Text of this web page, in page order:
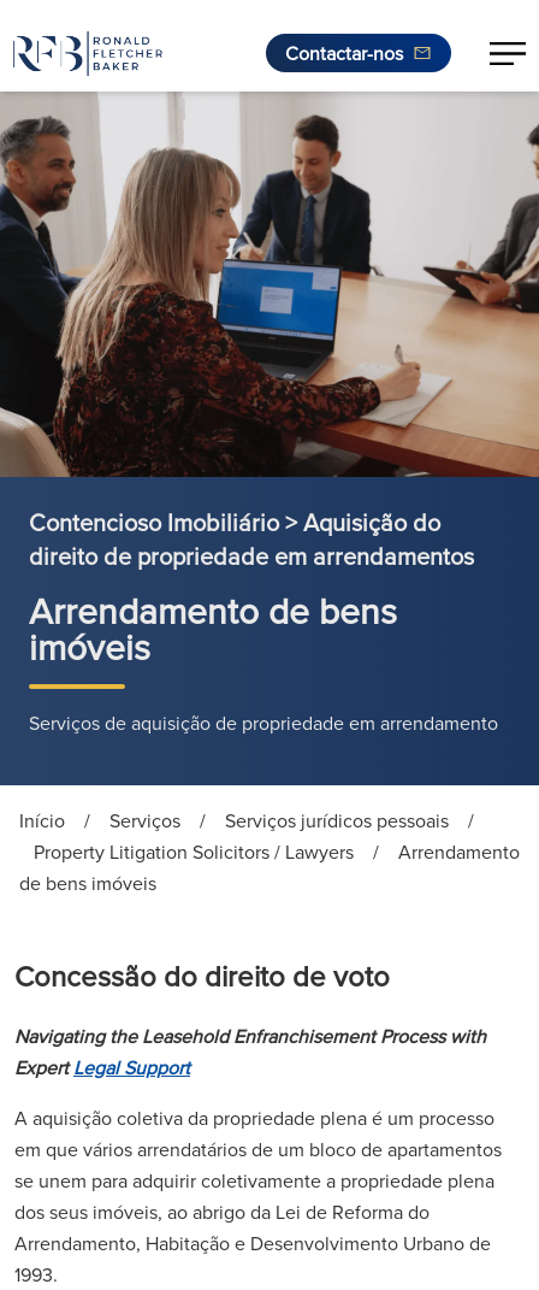
Contactar-nos
Contencioso Imobiliário > Aquisição do
direito de propriedade em arrendamentos
Arrendamento de bens
imóveis
Serviços de aquisição de propriedade em arrendamento
Início / Serviços / Serviços jurídicos pessoais
/
Property Litigation Solicitors / Lawyers
/
Arrendamento
de bens imóveis
Concessão do direito de voto
Navigating the Leasehold Enfranchisement Process with
ExpertLegal Support
A aquisição coletiva da propriedade plena é um processo
em que vários arrendatários de um bloco de apartamentos
se unem para adquirir coletivamente a propriedade plena
dos seus imóveis, ao abrigo da Lei de Reforma do
Arrendamento, Habitação e Desenvolvimento Urbano de
1993.